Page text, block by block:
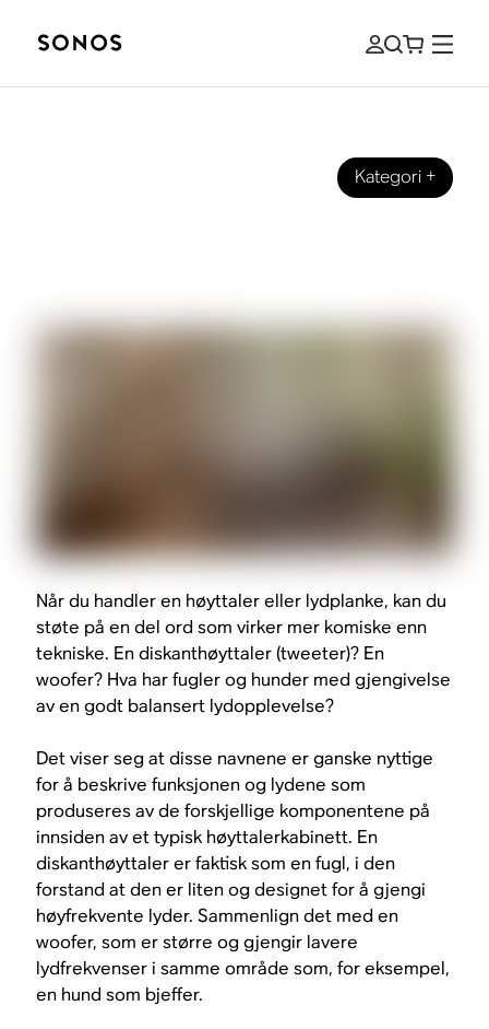
Kategori+
Når du handler en høyttaler eller lydplanke, kan du
støte på en del ord som virker mer komiske enn
tekniske. En diskanthøyttaler (tweeter)? En
woofer? Hva har fugler og hunder med gjengivelse
av en godt balansert lydopplevelse?
Det viser seg at disse navnene er ganske nyttige
for å beskrive funksjonen og lydene som
produseres av de forskjellige komponentene på
innsiden av et typisk høyttalerkabinett. En
diskanthøyttaler er faktisk som en fugl, i den
forstand at den er liten og designet for å gjengi
høyfrekvente lyder. Sammenlign det med en
woofer, som er større og gjengir lavere
lydfrekvenser i samme område som, for eksempel,
en hund som bjeffer.